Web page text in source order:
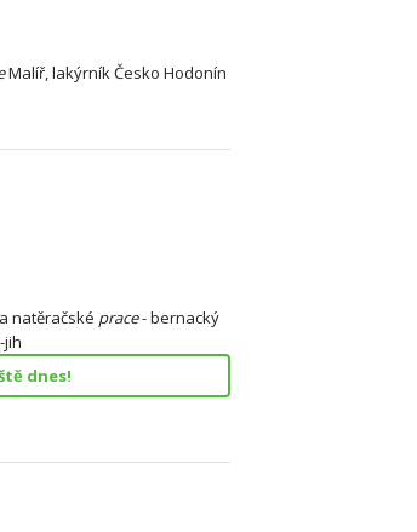
Malíř, lakýrník Česko Hodonín
a natěračské prace- bernacký
jih
dnes!